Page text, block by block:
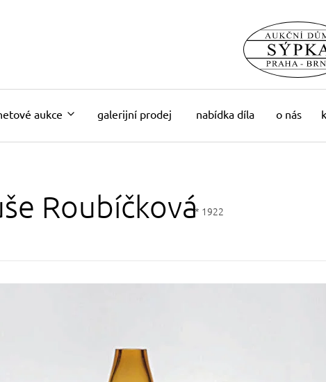
aukce galerijní prodej nabídka díla o nás
Roubíčková* 1922